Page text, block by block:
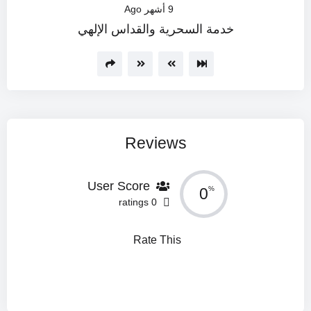
9 أشهر Ago
خدمة السحرية والقداس الإلهي
Reviews
0%
User Score
0 ratings
Rate This